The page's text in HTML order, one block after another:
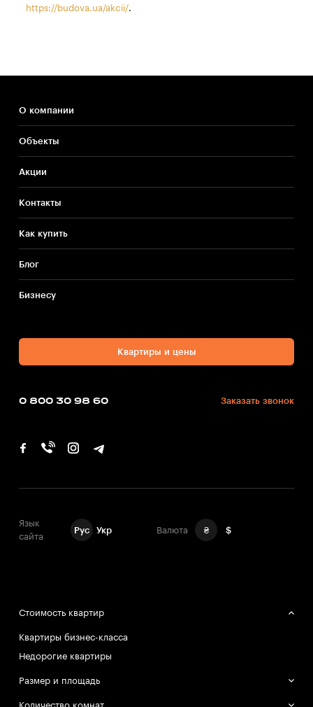
https://budova.ua/akcii/.
О компании
Объекты
Акции
Контакты
Как купить
Блог
Бизнесу
Квартиры и цены
0 800 30 98 60 Заказать звонок
Язык
сайта
Рус Укр Валюта ₴ $
Стоимость квартир
Квартиры бизнес-класса
Недорогие квартиры
Размер и площадь